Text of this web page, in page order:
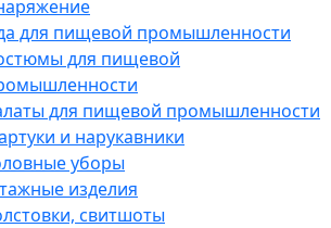
для пищевой промышленности
для пищевой
для пищевой промышленности
и нарукавники
уборы
изделия
свитшоты